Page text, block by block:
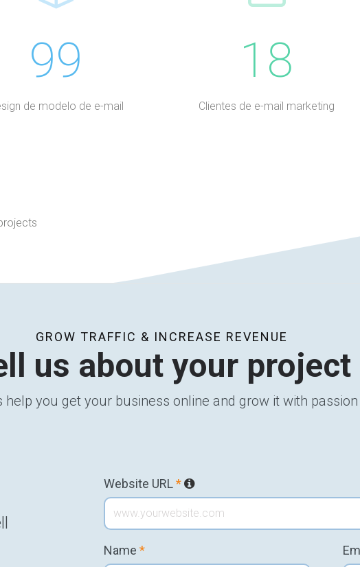
99
de modelo de e-mail
18
Clientes de e-mail marketing
GROW TRAFFIC & INCREASE REVENUE
us about your project
help you get your business online and grow it with passion
Website URL*
Name *